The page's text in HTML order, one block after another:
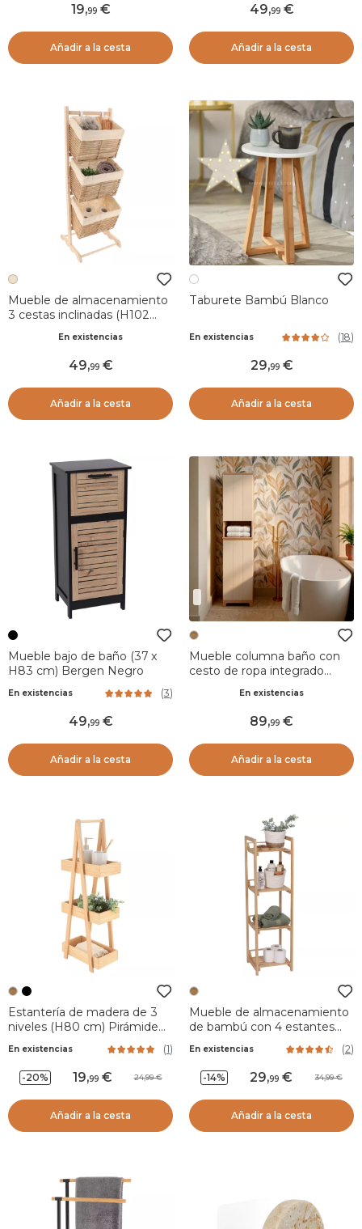
19,99
Añadir a la cesta
49,99
Añadir a la cesta
Mueble de almacenamiento
3 cestas inclinadas (H102
En existencias
49,99
Añadir a la cesta
Taburete Bambú Blanco
En existencias (18)
29,99
Añadir a la cesta
Mueble bajo de baño (37 x
H83 cm) Bergen Negro
En existencias (3)
49,99
Añadir a la cesta
Mueble columna baño con
cesto de ropa integrado
En existencias
89,99
Añadir a la cesta
Estantería de madera de 3
niveles (H80 cm) Pirámide
En existencias (1)
-20% 19,99 24,99
Añadir a la cesta
Mueble de almacenamiento
de bambú con 4 estantes
Natural
En existencias (2)
-14% 29,99 34,99
Añadir a la cesta